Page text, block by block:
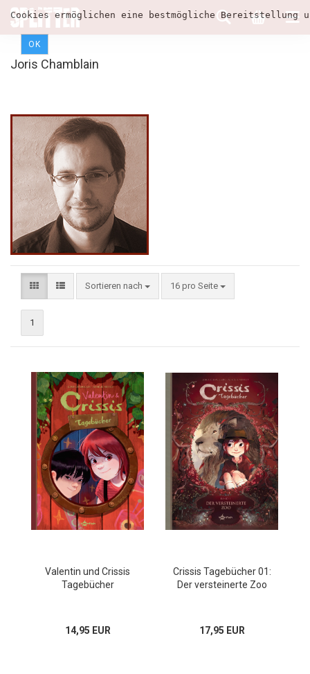
Cookies ermöglichen eine bestmögliche
OK
Joris Chamblain
Sortieren nach 16 pro Seite
1
Valentin und Crissis
Tagebücher
14,95 EUR
Crissis Tagebücher 01:
Der versteinerte Zoo
17,95 EUR